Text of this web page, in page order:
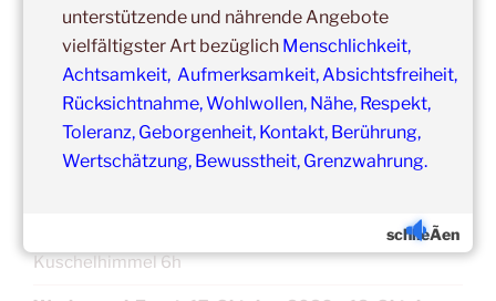
Ganztags,13. September 2026–Jahresgruppe
Ausbildung Berührungs- und Kuscheltrainer*in
14:00 – 19:00 19. September 2026–
Marburg
Kuschelhimmel 5h mit Klangschalenbegleitung
Wochenend-Event,26. September 2026– 27.
Oberursel
Kuschelhimmel 6h
schlieÃen
unterstützende und nährende Angebote
vielfältigster Art bezüglich Menschlichkeit,
Achtsamkeit, Aufmerksamkeit, Absichtsfreiheit,
Rücksichtnahme, Wohlwollen, Nähe, Respekt,
Toleranz, Geborgenheit, Kontakt, Berührung,
Wertschätzung, Bewusstheit, Grenzwahrung.